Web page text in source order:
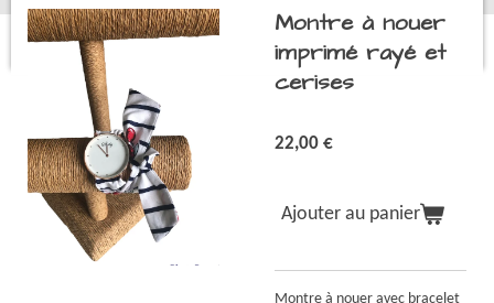
Montre à nouer
imprimé rayé et
cerises
22,00 €
Ajouter au panier
Montre à nouer avec bracelet